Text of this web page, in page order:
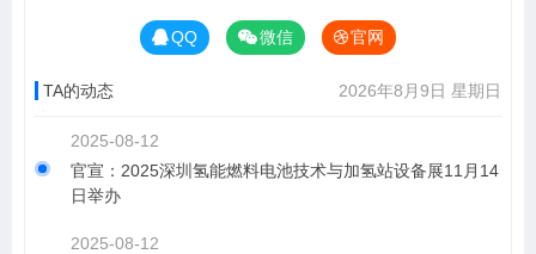
QQ 微信 官网
TA的动态 2026年8月9日 星期日
2025-08-12
官宣：2025深圳氢能燃料电池技术与加氢站设备展11月14
日举办
2025-08-12